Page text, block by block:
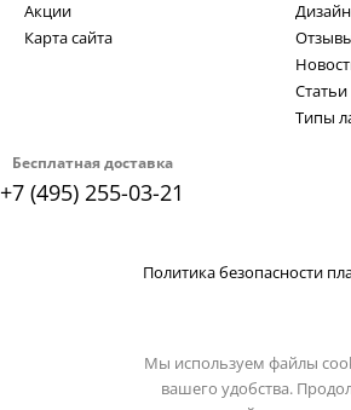
Бесплатная доставка
+7 (495) 255-03-21
Акции
Карта сайта
Статьи
Типы
Политика безопасности
Мы используем файлы
вашего удобства.